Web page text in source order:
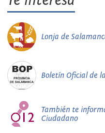
Lonja de
Boletín Oficial de
También te
Ciudadano